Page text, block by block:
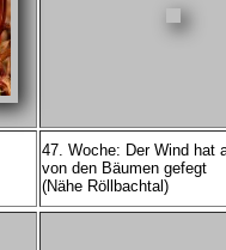
47. Woche: Der Wind hat
von den Bäumen gefegt
(Nähe Röllbachtal)